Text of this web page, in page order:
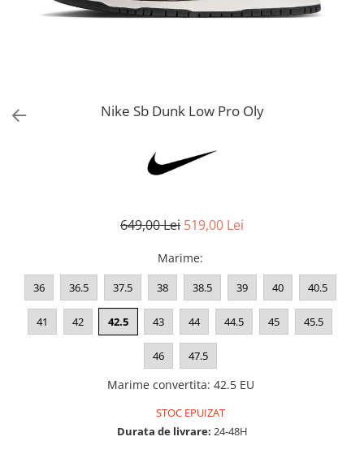
Bluze fotbal copii
Sorturi fotbal femeiNike Sb Dunk Low Pro Oly
649,00 Lei 519,00 Lei
Marime:
36 36.5 37.5 38 38.5 39 40 40.5
41 42 42.5 43 44 44.5 45 45.5
46 47.5
Marime convertita: 42.5 EU
STOC EPUIZAT
Durata de livrare: 24-48H